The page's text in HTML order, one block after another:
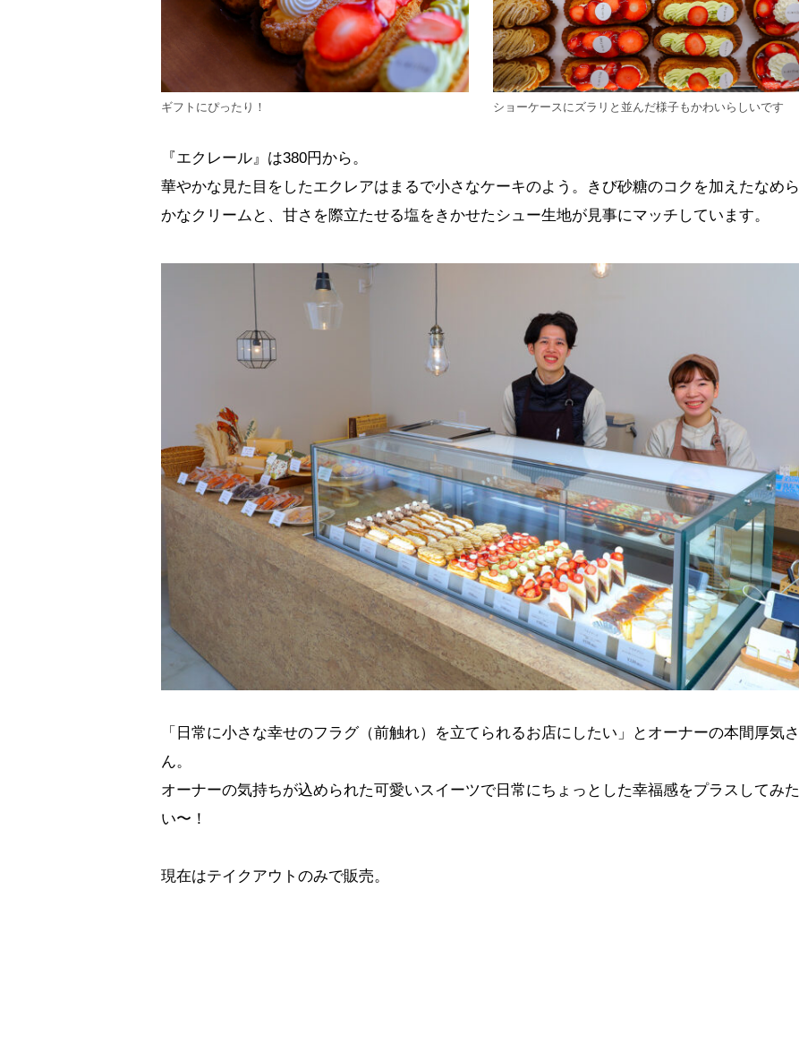
ギフトにぴったり！ ショーケースにズラリと並んだ様子もかわいらしいです
『エクレール』は380円から。
華やかな見た目をしたエクレアはまるで小さなケーキのよう。きび砂糖のコクを加えたなめら
かなクリームと、甘さを際立たせる塩をきかせたシュー生地が見事にマッチしています。
「日常に小さな幸せのフラグ（前触れ）を立てられるお店にしたい」とオーナーの本間厚気さ
ん。
オーナーの気持ちが込められた可愛いスイーツで日常にちょっとした幸福感をプラスしてみた
い〜！
現在はテイクアウトのみで販売。